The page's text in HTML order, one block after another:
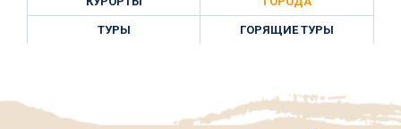
ТУРЫ ГОРЯЩИЕ ТУРЫ